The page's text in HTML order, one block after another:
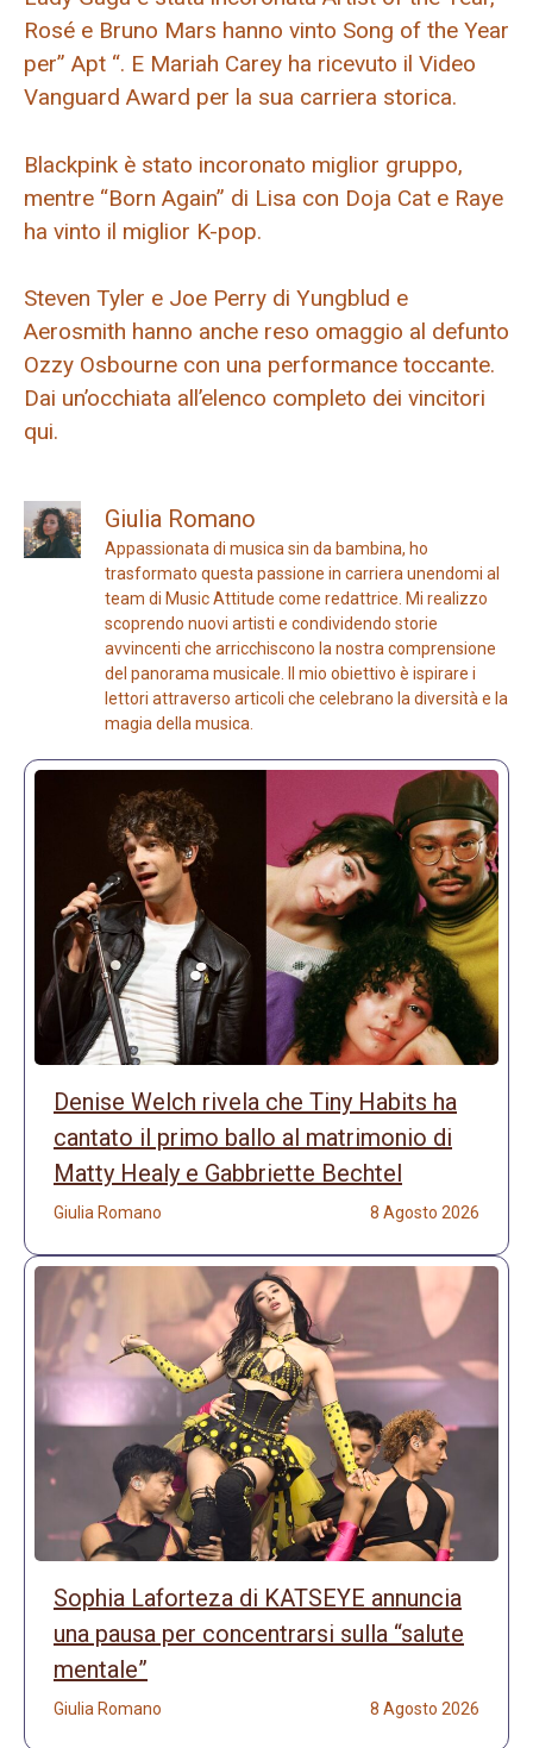
Rosé e Bruno Mars hanno vinto Song of the Year
per” Apt “. E Mariah Carey ha ricevuto il Video
Vanguard Award per la sua carriera storica.
Blackpink è stato incoronato miglior gruppo,
mentre “Born Again” di Lisa con Doja Cat e Raye
ha vinto il miglior K-pop.
Steven Tyler e Joe Perry di Yungblud e
Aerosmith hanno anche reso omaggio al defunto
Ozzy Osbourne con una performance toccante.
Dai un’occhiata all’elenco completo dei vincitori
qui.
Giulia Romano
Appassionata di musica sin da bambina, ho
trasformato questa passione in carriera unendomi al
team di Music Attitude come redattrice. Mi realizzo
scoprendo nuovi artisti e condividendo storie
avvincenti che arricchiscono la nostra comprensione
del panorama musicale. Il mio obiettivo è ispirare i
lettori attraverso articoli che celebrano la diversità e la
magia della musica.
Denise Welch rivela che Tiny Habits ha
cantato il primo ballo al matrimonio di
Matty Healy e Gabbriette Bechtel
Giulia Romano 8 Agosto 2026
Sophia Laforteza di KATSEYE annuncia
una pausa per concentrarsi sulla “salute
mentale”
Giulia Romano 8 Agosto 2026